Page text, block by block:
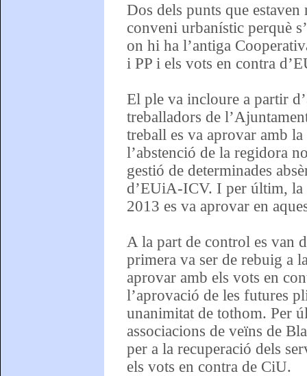
Dos dels punts que
conveni urbanístic perquè
on hi ha l’antiga
i PP i els vots en contra
El ple va incloure a partir
treballadors de
treball es va aprovar amb
l’abstenció de la regidora
gestió de determinades
d’EUiA-ICV. I per últim, la
2013 es va aprovar en
A la part de control es van
primera va ser de rebuig a
aprovar amb els vots en
l’aprovació de les futures
unanimitat de tothom. Per
associacions de veïns de
per a la recuperació dels
els vots en contra de CiU.